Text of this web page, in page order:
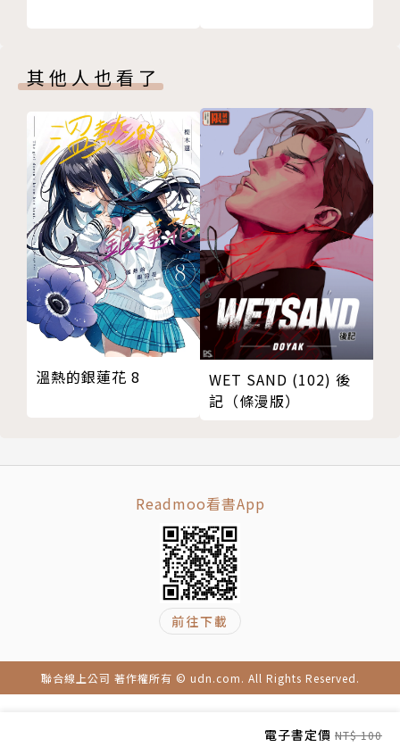
電子書定價 NT$ 100
其他人也看了
溫熱的銀蓮花 8
WET SAND (102) 後
記（條漫版）
Readmoo看書App
前往下載
聯合線上公司 著作權所有 © udn.com. All Rights Reserved.